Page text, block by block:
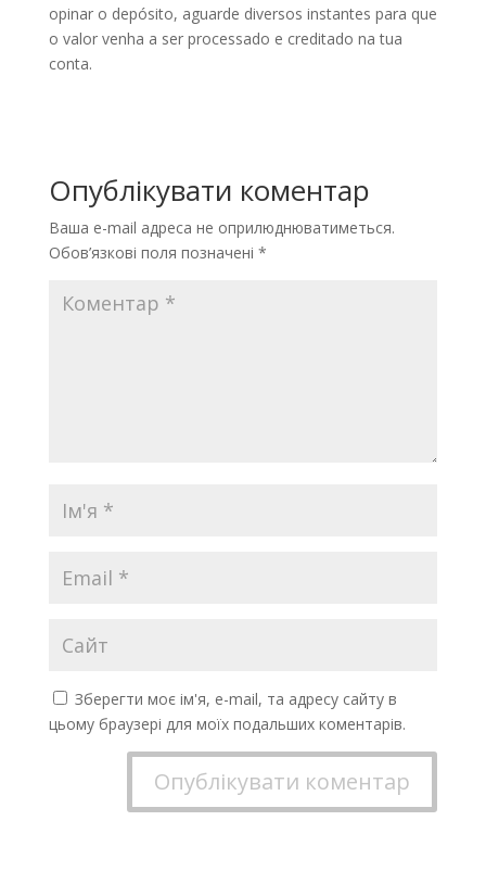
opinar o depósito, aguarde diversos instantes para que
o valor venha a ser processado e creditado na tua
conta.
Опублікувати коментар
Ваша e-mail адреса не оприлюднюватиметься.
Обов’язкові поля позначені *
Зберегти моє ім'я, e-mail, та адресу сайту в
цьому браузері для моїх подальших коментарів.